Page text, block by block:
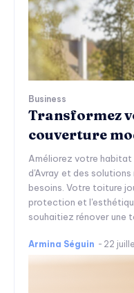
Business
Transformez
couverture
Améliorez votre habitat
d'Avray et des
besoins. Votre toiture
protection et
souhaitiez rénover une
Armina Séguin - 22